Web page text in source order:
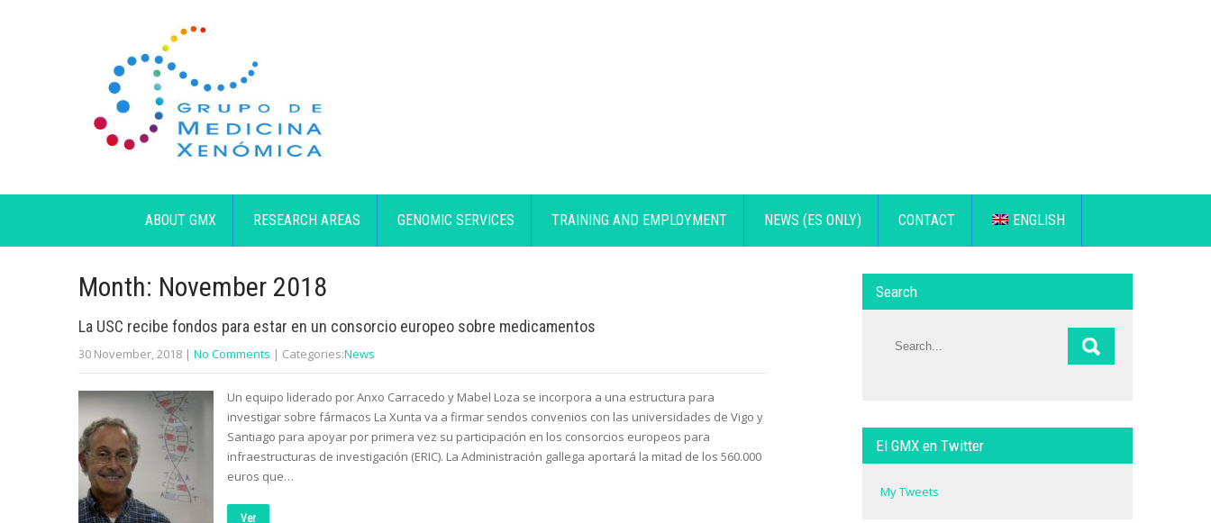
ABOUT GMX RESEARCH AREAS GENOMIC SERVICES TRAINING AND EMPLOYMENT NEWS (ES ONLY) CONTACT ENGLISH
Month: November 2018
La USC recibe fondos para estar en un consorcio europeo sobre medicamentos
30 November, 2018 | No Comments | Categories:News
Un equipo liderado por Anxo Carracedo y Mabel Loza se incorpora a una estructura para
investigar sobre fármacos La Xunta va a firmar sendos convenios con las universidades de Vigo y
Santiago para apoyar por primera vez su participación en los consorcios europeos para
infraestructuras de investigación (ERIC). La Administración gallega aportará la mitad de los 560.000
euros que…
Ver
Search
El GMX en Twitter
My Tweets